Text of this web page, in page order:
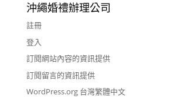
沖繩婚禮辦理公司
註冊
登入
訂閱網站內容的資訊提供
訂閱留言的資訊提供
WordPress.org 台灣繁體中文